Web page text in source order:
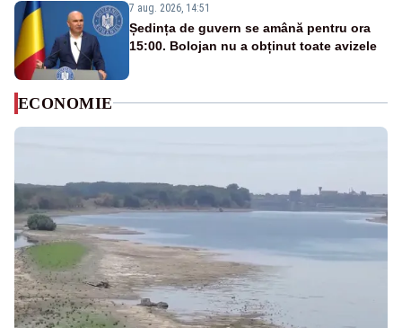
7 aug. 2026, 14:51
Ședința de guvern se amână pentru ora
15:00. Bolojan nu a obținut toate avizele
ECONOMIE